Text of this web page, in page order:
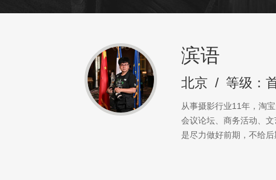
滨语
北京 / 等级：
从事摄影行业11年，淘
会议论坛、商务活动、
是尽力做好前期，不给后